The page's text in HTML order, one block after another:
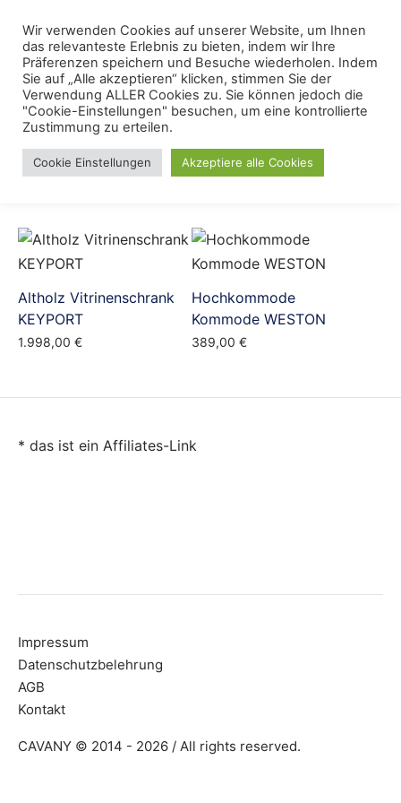
content
Menu
designer vitrine
Altholz Vitrinenschrank
KEYPORT
1.998,00 €
Hochkommode
Kommode WESTON
389,00 €
* das ist ein Affiliates-Link
Impressum
Datenschutzbelehrung
AGB
Kontakt
CAVANY © 2014 - 2026 / All rights reserved.
Wir verwenden Cookies auf unserer Website, um Ihnen
das relevanteste Erlebnis zu bieten, indem wir Ihre
Präferenzen speichern und Besuche wiederholen. Indem
Sie auf „Alle akzeptieren“ klicken, stimmen Sie der
Verwendung ALLER Cookies zu. Sie können jedoch die
"Cookie-Einstellungen" besuchen, um eine kontrollierte
Zustimmung zu erteilen.
Cookie Einstellungen Akzeptiere alle Cookies